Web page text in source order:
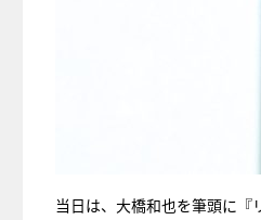
当日は、大橋和也を筆頭に